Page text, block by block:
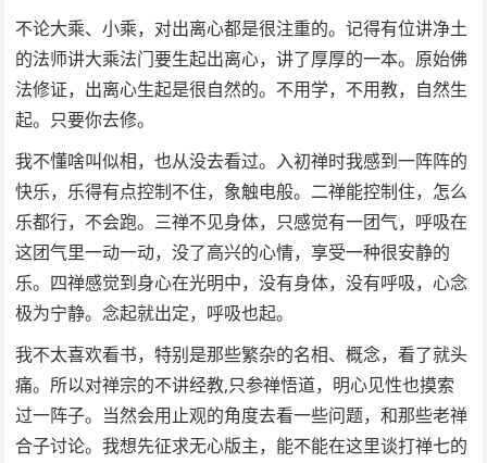
不论大乘、小乘，对出离心都是很注重的。记得有位讲净土
的法师讲大乘法门要生起出离心，讲了厚厚的一本。原始佛
法修证，出离心生起是很自然的。不用学，不用教，自然生
起。只要你去修。
我不懂啥叫似相，也从没去看过。入初禅时我感到一阵阵的
快乐，乐得有点控制不住，象触电般。二禅能控制住，怎么
乐都行，不会跑。三禅不见身体，只感觉有一团气，呼吸在
这团气里一动一动，没了高兴的心情，享受一种很安静的
乐。四禅感觉到身心在光明中，没有身体，没有呼吸，心念
极为宁静。念起就出定，呼吸也起。
我不太喜欢看书，特别是那些繁杂的名相、概念，看了就头
痛。所以对禅宗的不讲经教,只参禅悟道，明心见性也摸索
过一阵子。当然会用止观的角度去看一些问题，和那些老禅
合子讨论。我想先征求无心版主，能不能在这里谈打禅七的